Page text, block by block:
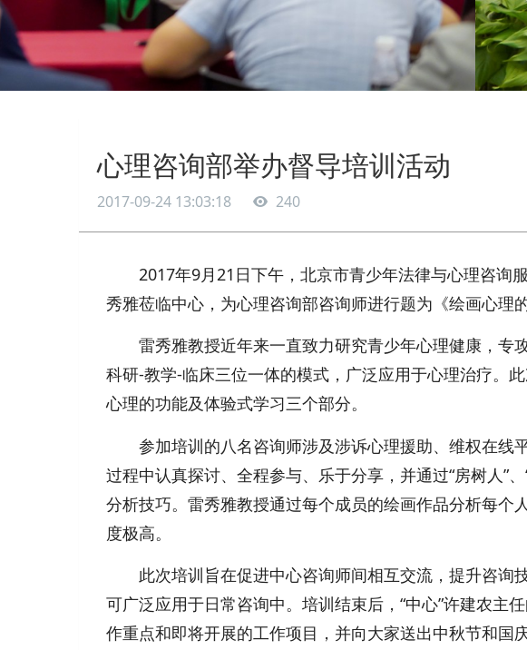
心理咨询部举办督导培训活动
2017-09-24 13:03:18 240
2017年9月21日下午，北京市青少年法律与心理咨询
秀雅莅临中心，为心理咨询部咨询师进行题为《绘画心理
雷秀雅教授近年来一直致力研究青少年心理健康，专
科研-教学-临床三位一体的模式，广泛应用于心理治疗。
心理的功能及体验式学习三个部分。
参加培训的八名咨询师涉及涉诉心理援助、维权在线
过程中认真探讨、全程参与、乐于分享，并通过“房树人”
分析技巧。雷秀雅教授通过每个成员的绘画作品分析每个
度极高。
此次培训旨在促进中心咨询师间相互交流，提升咨询
可广泛应用于日常咨询中。培训结束后，“中心”许建农主
作重点和即将开展的工作项目，并向大家送出中秋节和国